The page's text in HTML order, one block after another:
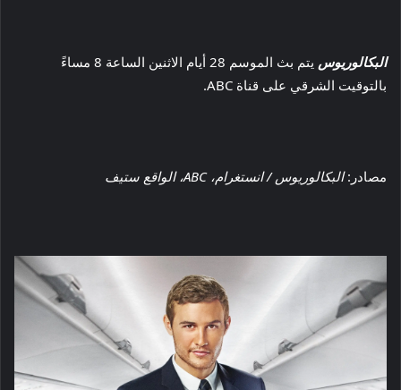
البكالوريوس
يتم بث الموسم 28 أيام الاثنين الساعة 8 مساءً
بالتوقيت الشرقي على قناة ABC.
مصادر:البكالوريوس / انستغرام، ABC، الواقع ستيف